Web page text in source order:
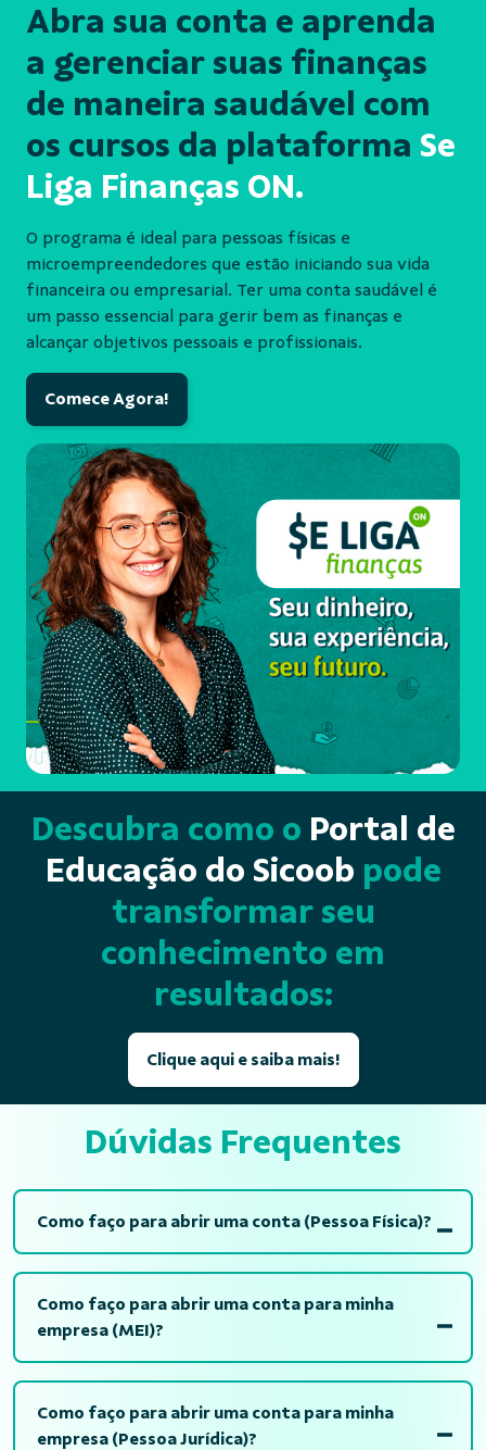
Abra sua conta e aprenda
a gerenciar suas finanças
de maneira saudável com
os cursos da plataforma Se
Liga Finanças ON.
O programa é ideal para pessoas físicas e
microempreendedores que estão iniciando sua vida
financeira ou empresarial. Ter uma conta saudável é
um passo essencial para gerir bem as finanças e
alcançar objetivos pessoais e profissionais.
Comece Agora!
Descubra como o Portal de
Educação do Sicoob pode
transformar seu
conhecimento em
resultados:
Clique aqui e saiba mais!
Dúvidas Frequentes
Como faço para abrir uma conta (Pessoa Física)?
Como faço para abrir uma conta para minha
empresa (MEI)?
Como faço para abrir uma conta para minha
empresa (Pessoa Jurídica)?